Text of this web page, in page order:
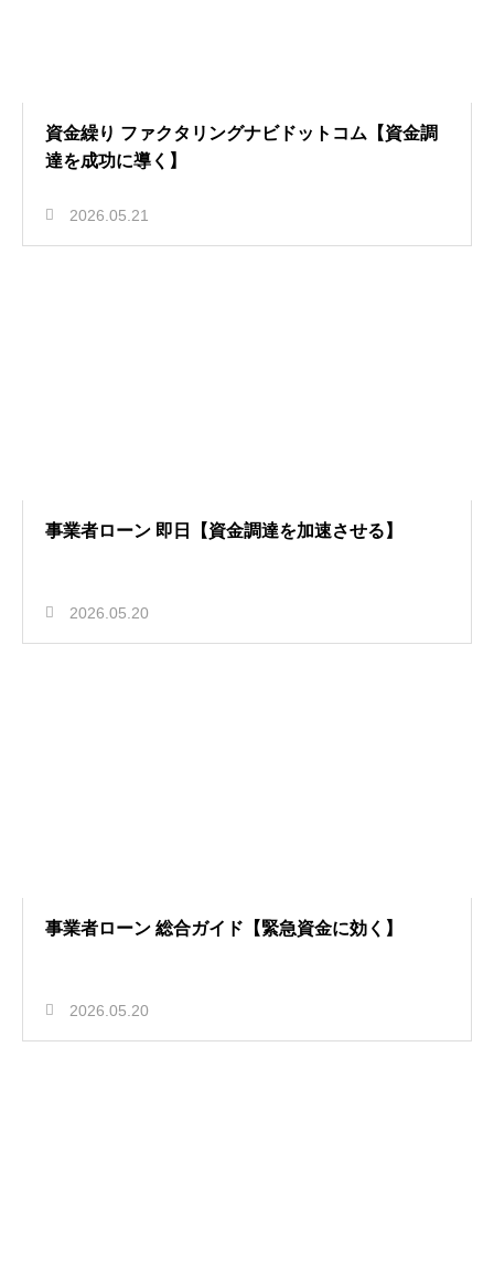
資金繰り ファクタリングナビドットコム【資金調
達を成功に導く】
2026.05.21
事業者ローン 即日【資金調達を加速させる】
2026.05.20
事業者ローン 総合ガイド【緊急資金に効く】
2026.05.20